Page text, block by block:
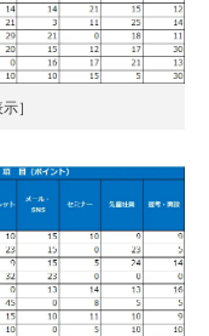
］